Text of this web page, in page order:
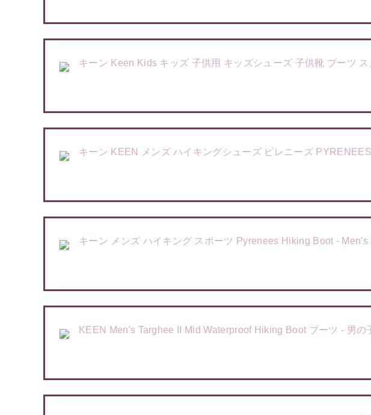
キーン Keen Kids キッズ 子供用 キッズシューズ 子供靴 ブーツ
キーン KEEN メンズ ハイキングシューズ ピレニーズ
キーン メンズ ハイキング スポーツ Pyrenees Hiking Boot - Men's
KEEN Men's Targhee II Mid Waterproof Hiking Boot ブーツ - 男